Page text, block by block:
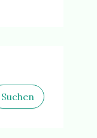
Suchen